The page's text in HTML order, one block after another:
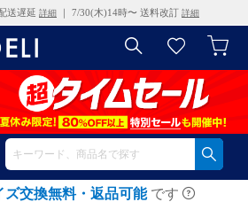
送遅延 詳細 ｜ 7/30(木)14時〜 送料改訂 詳細
ズ交換無料・返品可能 です